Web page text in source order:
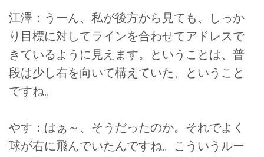
江澤：うーん、私が後方から見ても、しっか
り目標に対してラインを合わせてアドレスで
きているように見えます。ということは、普
段は少し右を向いて構えていた、ということ
ですね。
やす：はぁ～、そうだったのか。それでよく
球が右に飛んでいたんですね。こういうルー